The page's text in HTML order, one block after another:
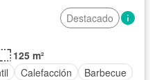
Destacado
125 m²
Calefacción
Barbecue